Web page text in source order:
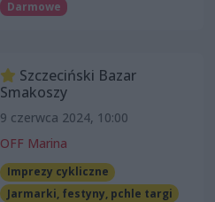
Darmowe
Szczeciński Bazar
Smakoszy
9 czerwca 2024, 10:00
OFF Marina
Imprezy cykliczne
Jarmarki, festyny, pchle targi